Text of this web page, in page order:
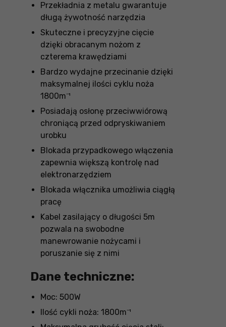
Przekładnia z metalu gwarantuje
długą żywotność narzędzia
Skuteczne i precyzyjne cięcie
dzięki obracanym nożom z
czterema krawędziami
Bardzo wydajne przecinanie dzięki
maksymalnej ilości cyklu noża
1800m⁻¹
Posiadają osłonę przeciwwiórową
chroniącą przed odpryskiwaniem
urobku
Blokada przypadkowego włączenia
zapewnia większą kontrolę nad
elektronarzędziem
Blokada włącznika umożliwia ciągłą
pracę
Kabel zasilający o długości 5m
pozwala na swobodne
manewrowanie nożycami i
poruszanie się z nimi
Dane techniczne:
Moc: 500W
Ilość cykli noża: 1800m⁻¹